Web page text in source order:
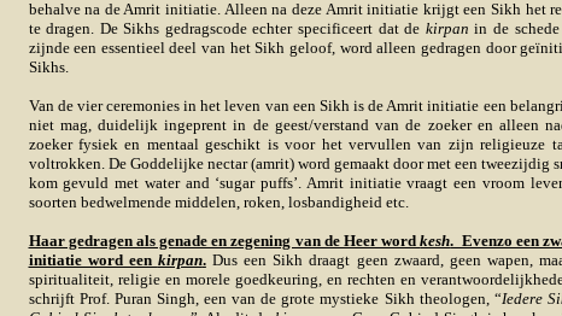
behalve na de Amrit initiatie. Alleen na deze Amrit initiatie krijgt een Sikh het
te dragen. De Sikhs gedragscode echter specificeert dat de kirpan in de
zijnde een essentieel deel van het Sikh geloof, word alleen gedragen door
Sikhs.
Van de vier ceremonies in het leven van een Sikh is de Amrit initiatie een
niet mag, duidelijk ingeprent in de geest/verstand van de zoeker en alleen
zoeker fysiek en mentaal geschikt is voor het vervullen van zijn religieuze
voltrokken. De Goddelijke nectar (amrit) word gemaakt door met een tweezijdig
kom gevuld met water and ‘sugar puffs’. Amrit initiatie vraagt een vroom
soorten bedwelmende middelen, roken, losbandigheid etc.
Haar gedragen als genade en zegening van de Heer wordkesh. Evenzo een
initiatie word een kirpan.Dus een Sikh draagt geen zwaard, geen wapen,
spiritualiteit, religie en morele goedkeuring, en rechten en
schrijft Prof. Puran Singh, een van de grote mystieke Sikh theologen, “Iedere